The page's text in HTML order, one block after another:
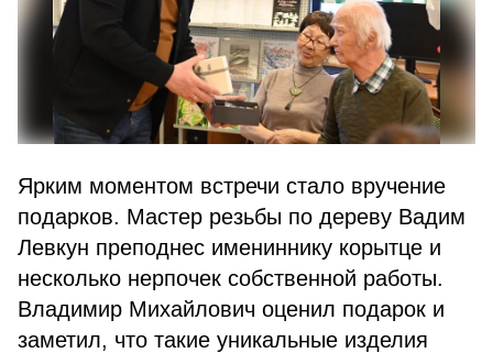
Ярким моментом встречи стало вручение
подарков. Мастер резьбы по дереву Вадим
Левкун преподнес имениннику корытце и
несколько нерпочек собственной работы.
Владимир Михайлович оценил подарок и
заметил, что такие уникальные изделия